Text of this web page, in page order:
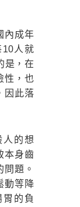
內成年
10人就
是，在
性，也
因此落
的想
本身齒
題。
動等降
的負